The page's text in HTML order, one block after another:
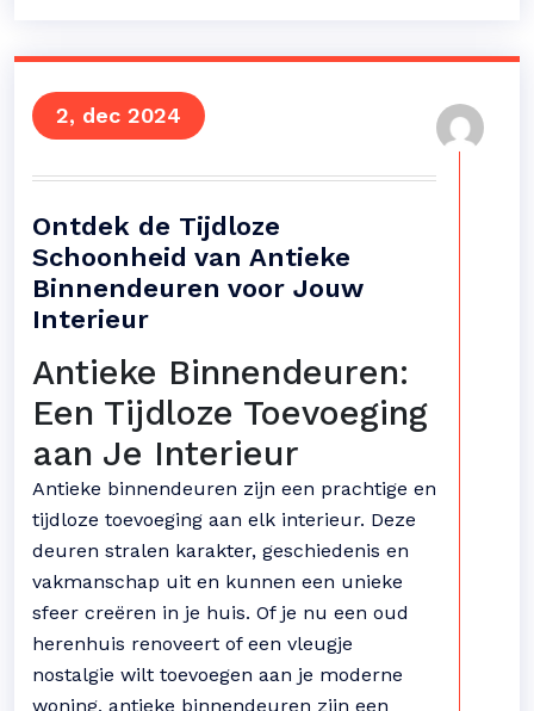
2, dec 2024
Ontdek de Tijdloze
Schoonheid van Antieke
Binnendeuren voor Jouw
Interieur
Antieke Binnendeuren:
Een Tijdloze Toevoeging
aan Je Interieur
Antieke binnendeuren zijn een prachtige en
tijdloze toevoeging aan elk interieur. Deze
deuren stralen karakter, geschiedenis en
vakmanschap uit en kunnen een unieke
sfeer creëren in je huis. Of je nu een oud
herenhuis renoveert of een vleugje
nostalgie wilt toevoegen aan je moderne
woning, antieke binnendeuren zijn een